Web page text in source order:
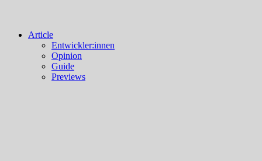
Article
Entwickler:innen
Opinion
Guide
Previews